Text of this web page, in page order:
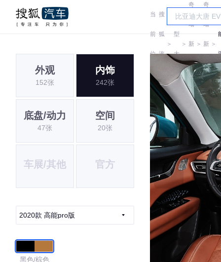
当
前
位
置:
搜
狐
汽
＞
车
型
大
＞
奇
瑞
新
能
源
＞
奇
瑞
新
能
源
＞
外观
152张
内饰
242张
底盘/动力
47张
空间
20张
车展/其他 官方
2020款 高能pro版
黑色/棕色